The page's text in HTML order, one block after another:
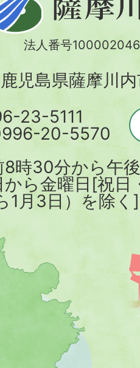
法人番号
島県薩摩川内
23-5111
20-5570
8時30分から午
から金曜日[祝日
1月3日）を除く]